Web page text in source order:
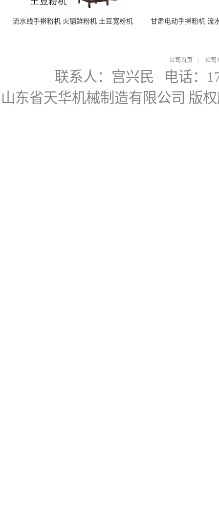
流水线手擀粉机 火锅鲜粉机 土豆宽粉机 甘肃电动手擀粉机 流
公司首页 公司
联系人：宫兴民 电话：
山东省天华机械制造有限公司 版